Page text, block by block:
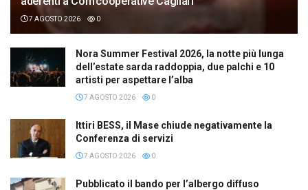
7 AGOSTO 2026 0
Nora Summer Festival 2026, la notte più lunga
dell’estate sarda raddoppia, due palchi e 10
artisti per aspettare l’alba
7 AGOSTO 2026 0
Ittiri BESS, il Mase chiude negativamente la
Conferenza di servizi
7 AGOSTO 2026 0
Pubblicato il bando per l’albergo diffuso